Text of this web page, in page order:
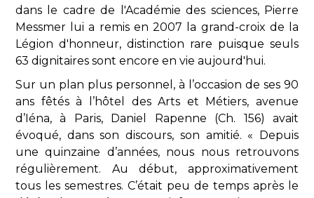
dans le cadre de l'Académie des sciences, Pierre
Messmer lui a remis en 2007 la grand-croix de la
Légion d'honneur, distinction rare puisque seuls
63 dignitaires sont encore en vie aujourd'hui.
Sur un plan plus personnel, à l’occasion de ses 90
ans fêtés à l’hôtel des Arts et Métiers, avenue
d’Iéna, à Paris, Daniel Rapenne (Ch. 156) avait
évoqué, dans son discours, son amitié. « Depuis
une quinzaine d’années, nous nous retrouvons
régulièrement. Au début, approximativement
tous les semestres. C’était peu de temps après le